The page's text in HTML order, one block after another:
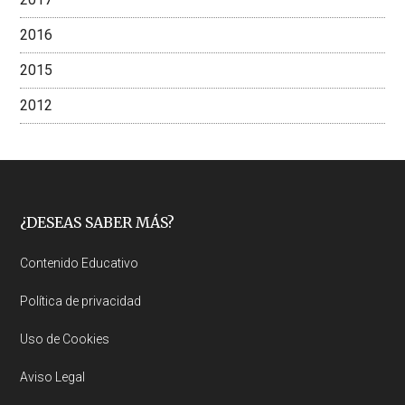
2016
2015
2012
Footer
¿DESEAS SABER MÁS?
Contenido Educativo
Política de privacidad
Uso de Cookies
Aviso Legal